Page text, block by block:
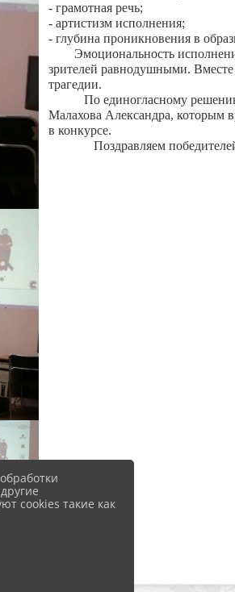
- грамотная речь;
- артистизм исполнения;
- глубина проникновения в
Эмоциональность исполнения,
зрителей равнодушными.
трагедии.
По единогласному решению
Малахова Александра, которым
в конкурсе.
Поздравляем победителей и
cookies такие как